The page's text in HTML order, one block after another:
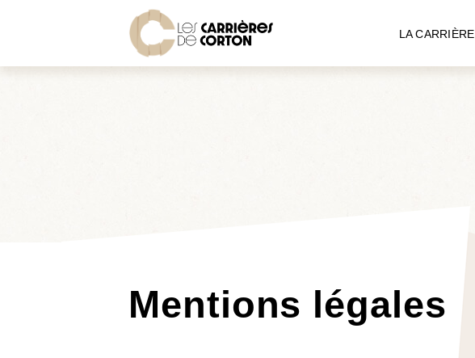
LA CARRIÈRE
Mentions légales